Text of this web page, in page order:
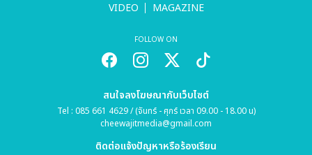
VIDEO
MAGAZINE
FOLLOW ON
สนใจลงโฆษณากับเว็บไซต์
Tel : 085 661 4629 / (จันทร์ - ศุกร์ เวลา 09.00 - 18.00 น)
cheewajitmedia@gmail.com
ติดต่อแจ้งปัญหาหรือร้องเรียน